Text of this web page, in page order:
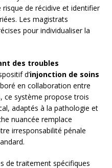
de récidive et identifier
Les magistrats
pour individualiser la
des troubles
d’injonction de soins
en collaboration entre
ce système propose trois
adaptés à la pathologie et
nuancée remplace
irresponsabilité pénale
de traitement spécifiques